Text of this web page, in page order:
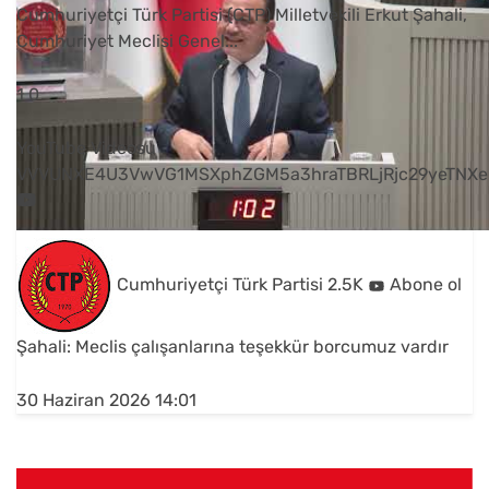
Cumhuriyetçi Türk Partisi (CTP) Milletvekili Erkut Şahali,
Cumhuriyet Meclisi Genel...
1 0
YouTube Videosu
Cumhuriyetçi Türk Partisi 2.5K Abone ol
Şahali: Meclis çalışanlarına teşekkür borcumuz vardır
30 Haziran 2026 14:01